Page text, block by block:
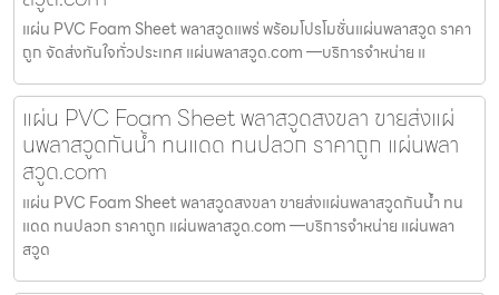
แผ่น PVC Foam Sheet พลาสวูดแพร่ พร้อมโปรโมชั่นแผ่นพลาสวูด ราคา
ถูก จัดส่งทันใจทั่วประเทศ แผ่นพลาสวูด.com —บริการจำหน่าย แ
แผ่น PVC Foam Sheet พลาสวูดสงขลา ขายส่งแผ่
นพลาสวูดกันน้ำ ทนแดด ทนปลวก ราคาถูก แผ่นพลา
สวูด.com
แผ่น PVC Foam Sheet พลาสวูดสงขลา ขายส่งแผ่นพลาสวูดกันน้ำ ทน
แดด ทนปลวก ราคาถูก แผ่นพลาสวูด.com —บริการจำหน่าย แผ่นพลา
สวูด